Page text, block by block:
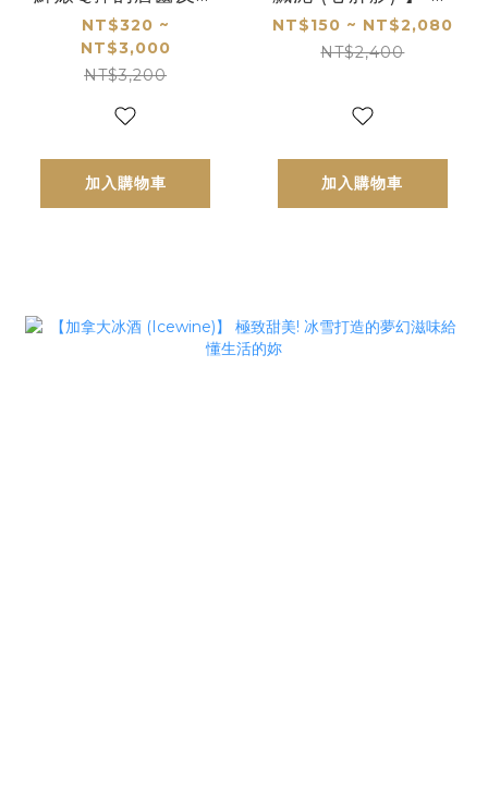
讓你欲罷不能的新
肉感體驗
NT$320 ~
NT$3,000
NT$3,200
加入購物車
孩天然營養大補帖!
每口都是寵愛牠的
力
NT$150 ~ NT$2,080
NT$2,400
加入購物車